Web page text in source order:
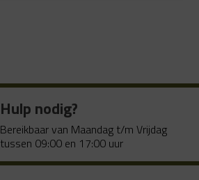
Hulp nodig?
Bereikbaar van Maandag t/m Vrijdag
tussen 09:00 en 17:00 uur